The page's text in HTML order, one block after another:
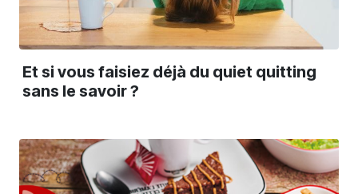
Et si vous faisiez déjà du quiet quitting
sans le savoir ?